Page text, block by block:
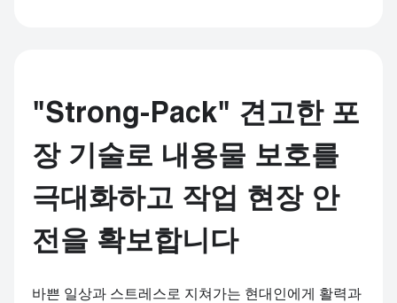
"Strong-Pack" 견고한 포
장 기술로 내용물 보호를
극대화하고 작업 현장 안
전을 확보합니다
바쁜 일상과 스트레스로 지쳐가는 현대인에게 활력과